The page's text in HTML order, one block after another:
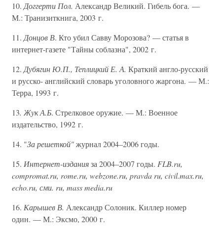
10. Доггерти Пол. Александр Великий. Гибель бога. —
М.: Транизиткнига, 2003 г.
11. Донцов В. Кто убил Савву Морозова? — статья в
интернет-газете "Тайны соблазна", 2002 г.
12. Дубягин Ю.П., Теплицкий Е. А. Краткий англо-русский
и русско- английский словарь уголовного жаргона. — М.:
Терра, 1993 г.
13. Жук А.Б. Стрелковое оружие. — М.: Военное
издательство, 1992 г.
14. "За решеткой"журнал 2004–2006 годы.
15. Интернет-изданияза 2004–2007 годы. FLB.ru,
compromat.ru, rome.ru, webzone.ru, pravda ru, civil.max.ru,
echo.ru, сми. ru, mass media.ru
16. Карышев В. Александр Солоник. Киллер номер
один. — М.: Эксмо, 2000 г.